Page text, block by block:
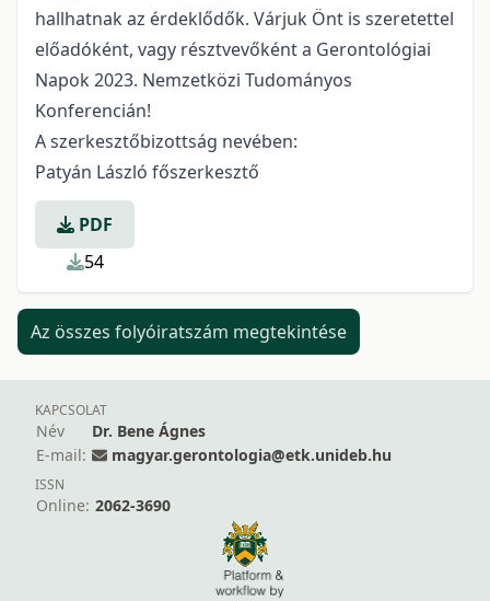
hallhatnak az érdeklődők. Várjuk Önt is szeretettel
előadóként, vagy résztvevőként a Gerontológiai
Napok 2023. Nemzetközi Tudományos
Konferencián!
A szerkesztőbizottság nevében:
Patyán László főszerkesztő
PDF
54
Az összes folyóiratszám megtekintése
KAPCSOLAT
Név
Dr. Bene Ágnes
E-mail:
magyar.gerontologia@etk.unideb.hu
ISSN
Online: 2062-3690